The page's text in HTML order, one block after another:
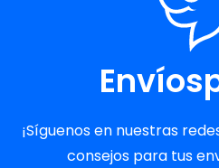
¡Síguenos en nuestras
consejos para tus